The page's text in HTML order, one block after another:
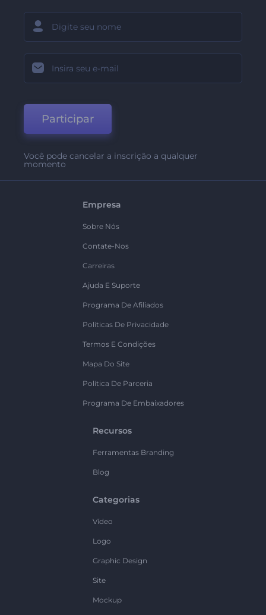
Participar
Você pode cancelar a inscrição a qualquer
momento
Empresa
Sobre Nós
Contate-Nos
Carreiras
Ajuda E Suporte
Programa De Afiliados
Políticas De Privacidade
Termos E Condições
Mapa Do Site
Política De Parceria
Programa De Embaixadores
Recursos
Ferramentas Branding
Blog
Categorias
Vídeo
Logo
Graphic Design
Site
Mockup